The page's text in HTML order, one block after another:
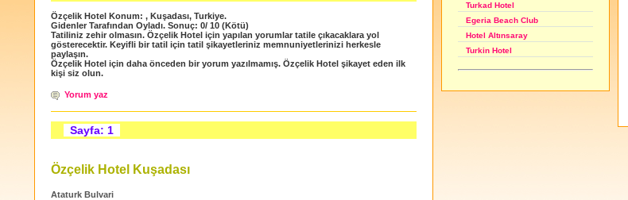
Özçelik Hotel Konum: , Kuşadası, Turkiye.
Gidenler Tarafından Oyladı. Sonuç: 0/ 10 (Kötü)
Tatiliniz zehir olmasın. Özçelik Hotel için yapılan yorumlar tatile çıkacaklara yol
gösterecektir. Keyifli bir tatil için tatil şikayetleriniz memnuniyetlerinizi herkesle
paylaşın.
Özçelik Hotel için daha önceden bir yorum yazılmamış. Özçelik Hotel şikayet eden ilk
kişi siz olun.
Yorum yaz
Sayfa: 1
Özçelik Hotel Kuşadası
Ataturk Bulvari
Turkad Hotel
Egeria Beach Club
Hotel Altınsaray
Turkin Hotel